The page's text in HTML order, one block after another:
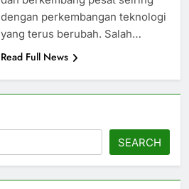
dengan perkembangan teknologi
yang terus berubah. Salah…
Read Full News
SEARCH